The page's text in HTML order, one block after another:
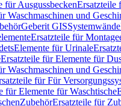
für AusgussbeckenErsatzteile
Waschmaschinen und
Geberit GISSystemwände
Ersatzteile für
Elemente für Urinale
Ersatzteile für Elemente für
Waschmaschinen und
für Für
für Elemente für Waschtische
ZubehörErsatzteile für